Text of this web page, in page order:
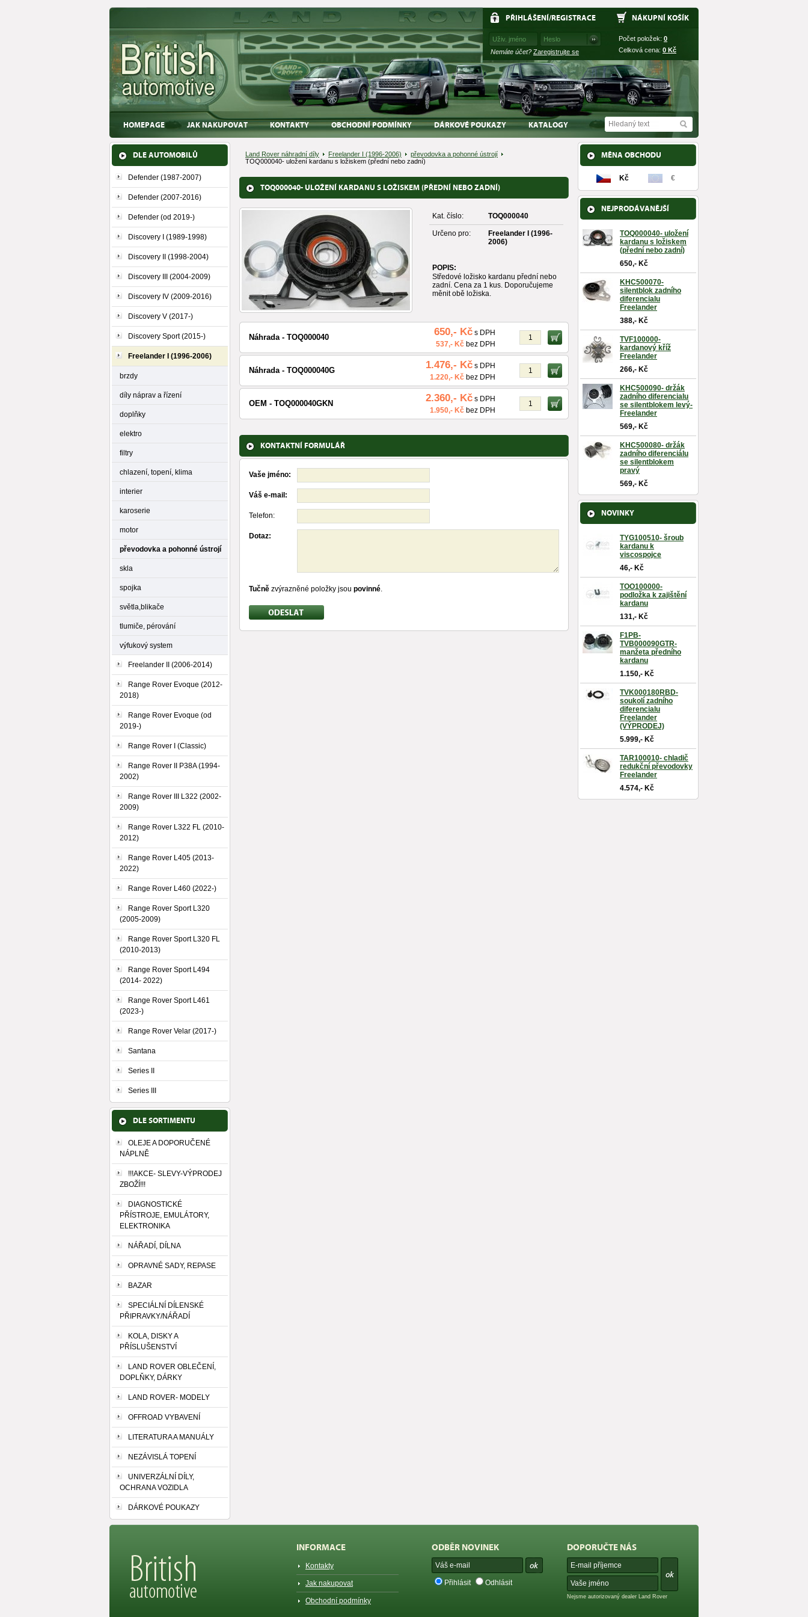
PŘIHLÁŠENÍ/REGISTRACE
Nemáte účet? Zaregistrujte se
NÁKUPNÍ KOŠÍK
Počet položek: 0
Celková cena: 0 Kč
HOMEPAGE JAK NAKUPOVAT KONTAKTY OBCHODNÍ PODMÍNKY DÁRKOVÉ POUKAZY KATALOGY
DLE AUTOMOBILŮ
Defender (1987-2007)
Defender (2007-2016)
Defender (od 2019-)
Discovery I (1989-1998)
Discovery II (1998-2004)
Discovery III (2004-2009)
Discovery IV (2009-2016)
Discovery V (2017-)
Discovery Sport (2015-)
Freelander I (1996-2006)
brzdy
díly náprav a řízení
doplňky
elektro
filtry
chlazení, topení, klima
interier
karoserie
motor
převodovka a pohonné ústrojí
skla
spojka
světla,blikače
tlumiče, pérování
výfukový system
Freelander II (2006-2014)
Range Rover Evoque (2012-
2018)
Range Rover Evoque (od
2019-)
Range Rover I (Classic)
Range Rover II P38A (1994-
2002)
Range Rover III L322 (2002-
2009)
Range Rover L322 FL (2010-
2012)
Range Rover L405 (2013-
2022)
Range Rover L460 (2022-)
Range Rover Sport L320
(2005-2009)
Range Rover Sport L320 FL
(2010-2013)
Range Rover Sport L494
(2014- 2022)
Range Rover Sport L461
(2023-)
Range Rover Velar (2017-)
Santana
Series II
Series III
DLE SORTIMENTU
OLEJE A DOPORUČENÉ
NÁPLNĚ
!!!AKCE- SLEVY-VÝPRODEJ
ZBOŽÍ!!!
DIAGNOSTICKÉ
PŘÍSTROJE, EMULÁTORY,
ELEKTRONIKA
NÁŘADÍ, DÍLNA
OPRAVNÉ SADY, REPASE
BAZAR
SPECIÁLNÍ DÍLENSKÉ
PŘIPRAVKY/NÁŘADÍ
KOLA, DISKY A
PŘÍSLUŠENSTVÍ
LAND ROVER OBLEČENÍ,
DOPLŇKY, DÁRKY
LAND ROVER- MODELY
OFFROAD VYBAVENÍ
LITERATURA A MANUÁLY
NEZÁVISLÁ TOPENÍ
UNIVERZÁLNÍ DÍLY,
OCHRANA VOZIDLA
DÁRKOVÉ POUKAZY
Land Rover náhradní díly Freelander I (1996-2006)
převodovka a pohonné ústrojí
TOQ000040- uložení kardanu s ložiskem (přední nebo zadní)
TOQ000040- ULOŽENÍ KARDANU S LOŽISKEM (PŘEDNÍ NEBO ZADNÍ)
Kat. číslo: TOQ000040
Určeno pro:
Freelander I (1996-
2006)
POPIS:
Středové ložisko kardanu přední nebo
zadní. Cena za 1 kus. Doporučujeme
měnit obě ložiska.
Náhrada - TOQ000040 650,- Kč s DPH
537,- Kč bez DPH
Náhrada - TOQ000040G 1.476,- Kč s DPH
1.220,- Kč bez DPH
OEM - TOQ000040GKN 2.360,- Kč s DPH
1.950,- Kč bez DPH
KONTAKTNÍ FORMULÁŘ
Vaše jméno:
Váš e-mail:
Telefon:
Dotaz:
Tučně zvýrazněné položky jsou povinné.
MĚNA OBCHODU
Kč €
NEJPRODÁVANĚJŠÍ
TOQ000040- uložení
kardanu s ložiskem
(přední nebo zadní)
650,- Kč
KHC500070-
silentblok zadního
diferencialu
Freelander
388,- Kč
TVF100000-
kardanový kříž
Freelander
266,- Kč
KHC500090- držák
zadního diferencialu
se silentblokem levý-
Freelander
569,- Kč
KHC500080- držák
zadního diferenciálu
se silentblokem
pravý
569,- Kč
NOVINKY
TYG100510- šroub
kardanu k
viscospojce
46,- Kč
TOO100000-
podložka k zajištění
kardanu
131,- Kč
F1PB-
TVB000090GTR-
manžeta předního
kardanu
1.150,- Kč
TVK000180RBD-
soukolí zadního
diferencialu
Freelander
(VÝPRODEJ)
5.999,- Kč
TAR100010- chladič
redukční převodovky
Freelander
4.574,- Kč
INFORMACE
Kontakty
Jak nakupovat
Obchodní podmínky
ODBĚR NOVINEK
Přihlásit Odhlásit
DOPORUČTE NÁS
Nejsme autorizovaný dealer Land Rover